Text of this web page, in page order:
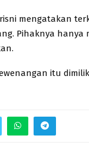
mengatakan
Pihaknya hanya
itu